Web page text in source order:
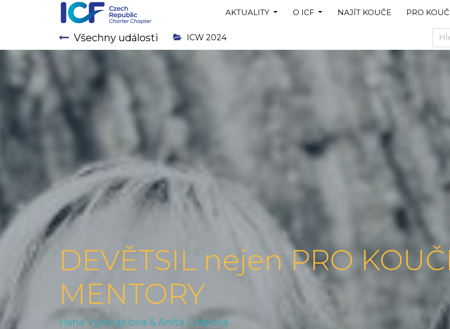
AKTUALITY O ICF NAJÍT KOUČE PRO
Všechny události ICW 2024
DEVĚTSIL nejen PRO
MENTORY
Hana Vykoupilova & Anita Crkalová